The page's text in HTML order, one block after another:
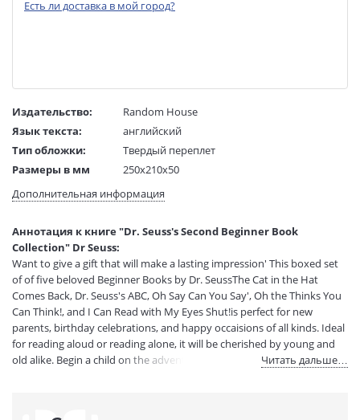
Есть ли доставка в мой город?
Издательство:
Random House
Язык текста:
английский
Тип обложки:
Твердый переплет
Размеры в мм
250x210x50
Вес:
2 гр.
Код товара:
50045410
Артикул:
12066357
ISBN:
9780375871283
В продаже с:
05.08.2021
Дополнительная информация
Аннотация к книге "Dr. Seuss's Second Beginner Book
Collection" Dr Seuss:
Want to give a gift that will make a lasting impression' This boxed set
of of five beloved Beginner Books by Dr. SeussThe Cat in the Hat
Comes Back, Dr. Seuss's ABC, Oh Say Can You Say', Oh the Thinks You
Can Think!, and I Can Read with My Eyes Shut!is perfect for new
parents, birthday celebrations, and happy occaisions of all kinds. Ideal
for reading aloud or reading alone, it will be cherished by young and
old alike. Begin a child on the adventure of a lifetimewith Beginner
Читать дальше…